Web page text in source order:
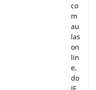
co
m
au
las
on
lin
e,
do